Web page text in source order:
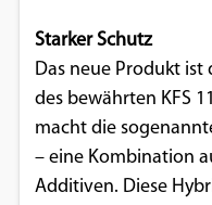
Starker Schutz
Das neue Produkt
des bewährten KFS
macht die
– eine Kombination
Additiven. Diese
Dieser Cookie
Cookie Laufzeit:
1 Jahr